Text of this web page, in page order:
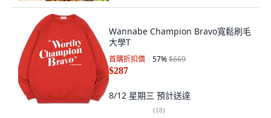
Wannabe Champion Bravo寬鬆刷毛
大學T
首購折扣價 57%$669
$287
8/12 星期三 預計送達
(18)